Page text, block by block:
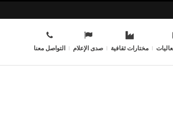
مختارات ثقافية صدى الإعلام التواصل معنا